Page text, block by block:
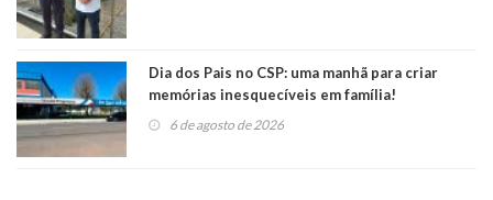
Dia dos Pais no CSP: uma manhã para criar
memórias inesquecíveis em família!
6 de agosto de 2026